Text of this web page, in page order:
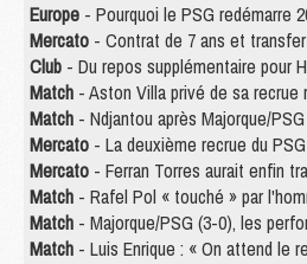
Europe - Pourquoi le PSG redémarre 2026/
Mercato - Contrat de 7 ans et transfert
Club - Du repos supplémentaire pour
Match - Aston Villa privé de sa recrue
Match - Ndjantou après Majorque/PSG : «
Mercato - La deuxième recrue du
Mercato - Ferran Torres aurait enfin
Match - Rafel Pol « touché » par
Match - Majorque/PSG (3-0), les
Match - Luis Enrique : « On attend le